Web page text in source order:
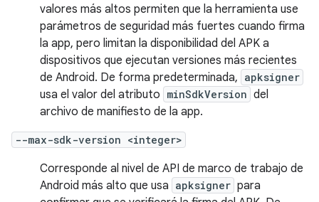
valores más altos permiten que la herramienta use
parámetros de seguridad más fuertes cuando firma
la app, pero limitan la disponibilidad del APK a
dispositivos que ejecutan versiones más recientes
de Android. De forma predeterminada, apksigner
usa el valor del atributo minSdkVersion del
archivo de manifiesto de la app.
--max-sdk-version <integer>
Corresponde al nivel de API de marco de trabajo de
Android más alto que usa apksigner para